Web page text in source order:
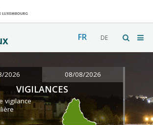
FR DE
2026 08/08/2026
VIGILANCES
vigilance